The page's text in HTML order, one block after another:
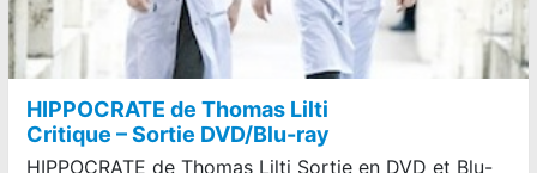
HIPPOCRATE de Thomas Lilti
Critique – Sortie DVD/Blu-ray
HIPPOCRATE de Thomas Lilti Sortie en DVD et Blu-